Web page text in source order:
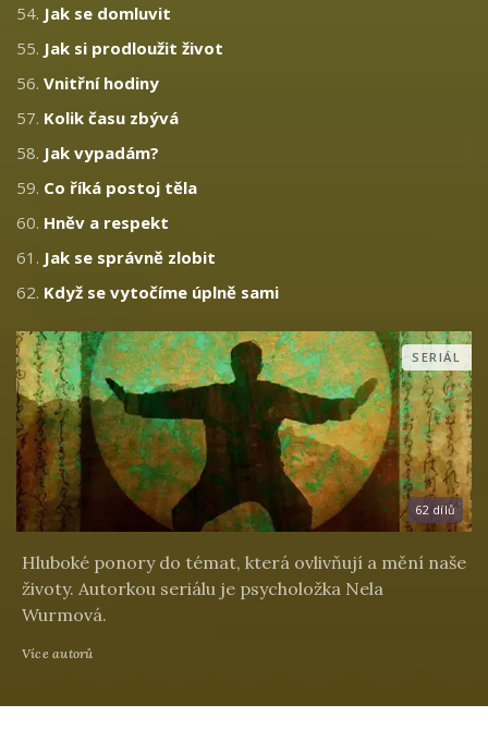
54. Jak se domluvit
55. Jak si prodloužit život
56. Vnitřní hodiny
57. Kolik času zbývá
58. Jak vypadám?
59. Co říká postoj těla
60. Hněv a respekt
61. Jak se správně zlobit
62. Když se vytočíme úplně sami
SERIÁL
62 dílů
Hluboké ponory do témat, která ovlivňují a mění naše
životy. Autorkou seriálu je psycholožka Nela
Wurmová.
Více autorů